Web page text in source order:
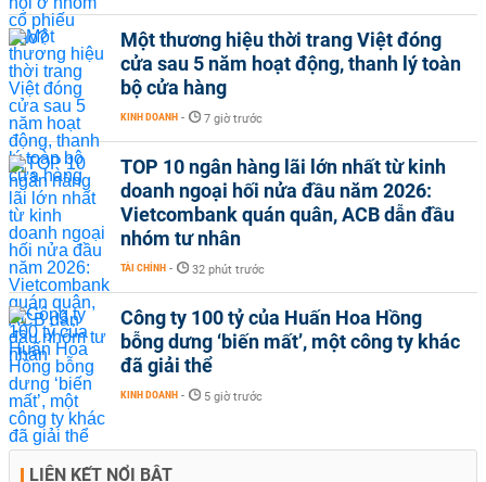
Một thương hiệu thời trang Việt đóng
cửa sau 5 năm hoạt động, thanh lý toàn
bộ cửa hàng
KINH DOANH - 7 giờ trước
TOP 10 ngân hàng lãi lớn nhất từ kinh
doanh ngoại hối nửa đầu năm 2026:
Vietcombank quán quân, ACB dẫn đầu
nhóm tư nhân
TÀI CHÍNH - 32 phút trước
Công ty 100 tỷ của Huấn Hoa Hồng
bỗng dưng ‘biến mất’, một công ty khác
đã giải thể
KINH DOANH - 5 giờ trước
LIÊN KẾT NỔI BẬT